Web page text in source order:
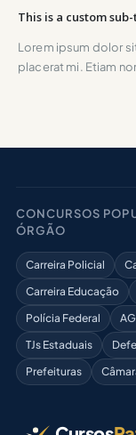
This is a custom
Lorem ipsum dolor
placerat mi. Etiam
CONCURSOS
ÓRGÃO
Carreira Policial
Carreira Educação
Polícia Federal
TJs Estaduais
Prefeituras